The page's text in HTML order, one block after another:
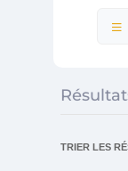
TRIER LES